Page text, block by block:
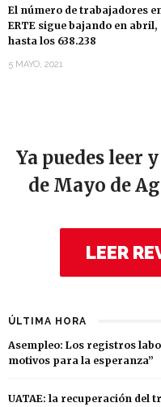
El número de trabajadores
ERTE sigue bajando en abril,
hasta los 638.238
5 MAYO, 2021
Ya puedes leer
de Mayo de
LEER
ÚLTIMA HORA
Asempleo: Los registros
motivos para la esperanza”
UATAE: la recuperación del